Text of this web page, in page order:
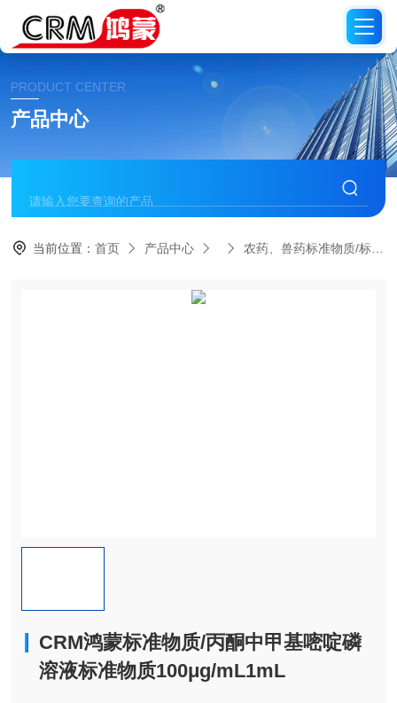
PRODUCT CENTER
产品中心
当前位置：首页 产品中心 农药、兽药标准物质/标准品
CRM鸿蒙标准物质/丙酮中甲基嘧啶磷
溶液标准物质100μg/mL1mL